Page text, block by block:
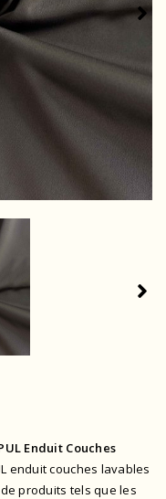
Enduit Couches
enduit couches lavables
produits tels que les